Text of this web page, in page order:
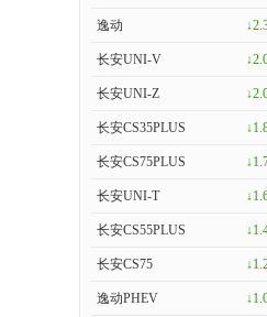
逸动
长安UNI-V
长安UNI-Z
长安CS35PLUS
长安CS75PLUS
长安UNI-T
长安CS55PLUS
长安CS75
逸动PHEV